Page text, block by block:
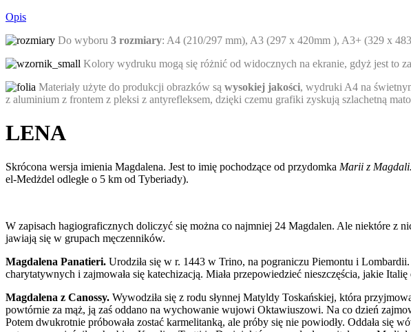
Opis
Do wyboru 3 rozmiary: A4 (210/297 mm), A3 (297 x 420mm ), A3+ (329 x
Kolory wydruku mogą się różnić od widocznych na ekranie, gdyż jest to
Materiały użyte do produkcji obrazków sąwysokiej jakości, wydruki A4 na
z aluminium z frontem z pleksi z antyrefleksem, dzięki czemu grafiki zyskują szlachetną
LENA
Skrócona wersja imienia Magdalena. Jest to imię pochodzące od przydomka Marii z Magdali.
el-Medżdel odległe o 5 km od Tyberiady).
W zapisach hagiograficznych doliczyć się można co najmniej 24 Magdalen. Ale niektóre
jawiają się w grupach męczenników.
Magdalena Panatieri. Urodziła się w r. 1443 w Trino, na pograniczu Piemontu i
charytatywnych i zajmowała się katechizacją. Miała przepowiedzieć nieszczęścia, jakie
Magdalena z Canossy. Wywodziła się z rodu słynnej Matyldy Toskańskiej, która
powtórnie za mąż, ją zaś oddano na wychowanie wujowi Oktawiuszowi. Na co dzień
Potem dwukrotnie próbowała zostać karmelitanką, ale próby się nie powiodły. Oddała się